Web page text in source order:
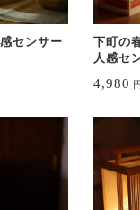
センサー
下町の
人感セ
4,980